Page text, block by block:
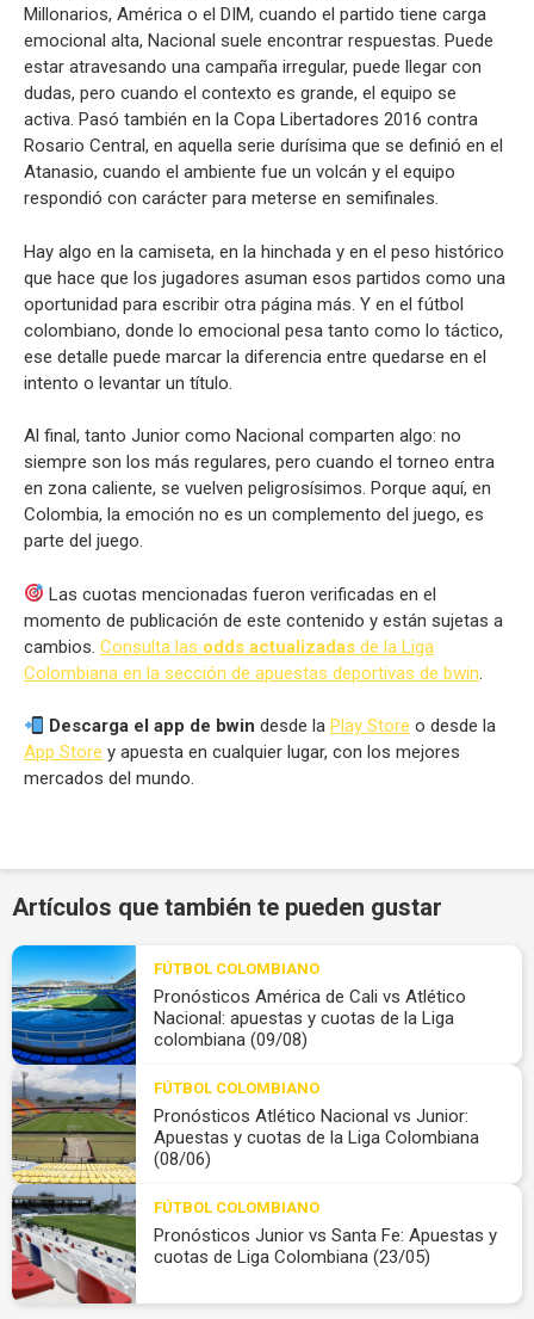
Millonarios, América o el DIM, cuando el partido tiene carga
emocional alta, Nacional suele encontrar respuestas. Puede
estar atravesando una campaña irregular, puede llegar con
dudas, pero cuando el contexto es grande, el equipo se
activa. Pasó también en la Copa Libertadores 2016 contra
Rosario Central, en aquella serie durísima que se definió en el
Atanasio, cuando el ambiente fue un volcán y el equipo
respondió con carácter para meterse en semifinales.
Hay algo en la camiseta, en la hinchada y en el peso histórico
que hace que los jugadores asuman esos partidos como una
oportunidad para escribir otra página más. Y en el fútbol
colombiano, donde lo emocional pesa tanto como lo táctico,
ese detalle puede marcar la diferencia entre quedarse en el
intento o levantar un título.
Al final, tanto Junior como Nacional comparten algo: no
siempre son los más regulares, pero cuando el torneo entra
en zona caliente, se vuelven peligrosísimos. Porque aquí, en
Colombia, la emoción no es un complemento del juego, es
parte del juego.
Las cuotas mencionadas fueron verificadas en el
momento de publicación de este contenido y están sujetas a
cambios. Consulta las odds actualizadas de la Liga
Colombiana en la sección de apuestas deportivas de bwin
Descarga el app de bwin desde laPlay Store o desde la
App Store y apuesta en cualquier lugar, con los mejores
mercados del mundo.
Artículos que también te pueden gustar
FÚTBOL COLOMBIANO
Pronósticos América de Cali vs Atlético
Nacional: apuestas y cuotas de la Liga
colombiana (09/08)
FÚTBOL COLOMBIANO
Pronósticos Atlético Nacional vs Junior:
Apuestas y cuotas de la Liga Colombiana
(08/06)
FÚTBOL COLOMBIANO
Pronósticos Junior vs Santa Fe: Apuestas y
cuotas de Liga Colombiana (23/05)